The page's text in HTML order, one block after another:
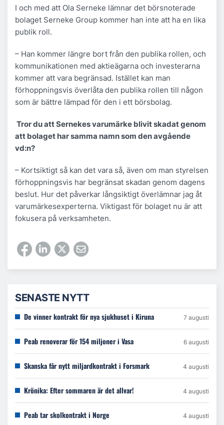
I och med att Ola Serneke lämnar det börsnoterade
bolaget Serneke Group kommer han inte att ha en lika
publik roll.
– Han kommer längre bort från den publika rollen, och
kommunikationen med aktieägarna och investerarna
kommer att vara begränsad. Istället kan man
förhoppningsvis överlåta den publika rollen till någon
som är bättre lämpad för den i ett börsbolag.
Tror du att Sernekes varumärke blivit skadat genom
att bolaget har samma namn som den avgående
vd:n?
– Kortsiktigt så kan det vara så, även om man styrelsen
förhoppningsvis har begränsat skadan genom dagens
beslut. Hur det påverkar långsiktigt överlämnar jag åt
varumärkesexperterna. Viktigast för bolaget nu är att
fokusera på verksamheten.
SENASTE NYTT
De vinner kontrakt för nya sjukhuset i Kiruna 7 augusti
Peab renoverar för 154 miljoner i Vasa 6 augusti
Skanska får nytt miljardkontrakt i Forsmark 4 augusti
Krönika: Efter sommaren är det allvar! 4 augusti
Peab tar skolkontrakt i Norge 4 augusti